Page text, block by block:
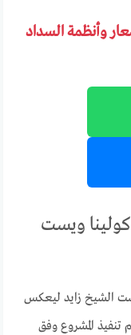
وأنظمة السداد
ويست
الشيخ زايد ليعكس
المشروع وفق